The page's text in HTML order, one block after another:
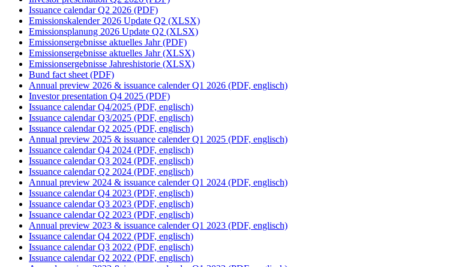
Issuance calendar Q2 2026 (PDF)
Emissionskalender 2026 Update Q2 (XLSX)
Emissionsplanung 2026 Update Q2 (XLSX)
Emissionsergebnisse aktuelles Jahr (PDF)
Emissionsergebnisse aktuelles Jahr (XLSX)
Emissionsergebnisse Jahreshistorie (XLSX)
Bund fact sheet (PDF)
Annual preview 2026 & issuance calender Q1 2026 (PDF, englisch)
Investor presentation Q4 2025 (PDF)
Issuance calendar Q4/2025 (PDF, englisch)
Issuance calendar Q3/2025 (PDF, englisch)
Issuance calendar Q2 2025 (PDF, englisch)
Annual preview 2025 & issuance calender Q1 2025 (PDF, englisch)
Issuance calendar Q4 2024 (PDF, englisch)
Issuance calendar Q3 2024 (PDF, englisch)
Issuance calendar Q2 2024 (PDF, englisch)
Annual preview 2024 & issuance calender Q1 2024 (PDF, englisch)
Issuance calendar Q4 2023 (PDF, englisch)
Issuance calendar Q3 2023 (PDF, englisch)
Issuance calendar Q2 2023 (PDF, englisch)
Annual preview 2023 & issuance calender Q1 2023 (PDF, englisch)
Issuance calendar Q4 2022 (PDF, englisch)
Issuance calendar Q3 2022 (PDF, englisch)
Issuance calendar Q2 2022 (PDF, englisch)